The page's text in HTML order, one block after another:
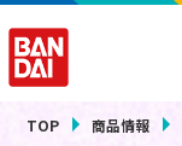
TOP 商品情報